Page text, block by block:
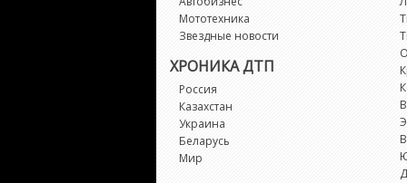
Мототехника
Звездные новости
ХРОНИКА ДТП
Россия
Казахстан
Украина
Беларусь
Мир